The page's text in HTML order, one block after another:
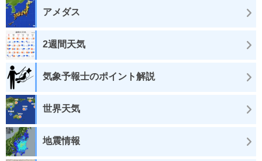
アメダス
2週間天気
気象予報士のポイント解説
世界天気
地震情報